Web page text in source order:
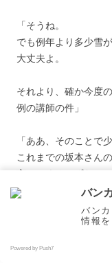
「そうね。
でも例年より多少雪
大丈夫よ。
それより、確か今度
例の講師の件」
「ああ、そのことで
これまでの坂本さん
言ってくるはずだ。
勉強会中であれば質
あれば君との関係で
何としても俺を打ち
バン
情報
Powered by Push7